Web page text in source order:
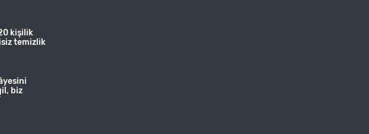
kişilik
temizlik
biz